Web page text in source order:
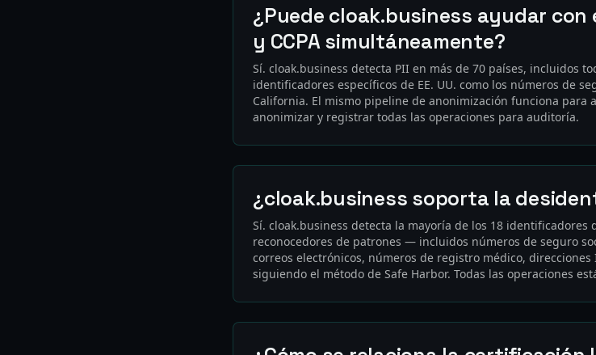
¿Puede cloak.business ayudar con
y CCPA simultáneamente?
Sí. cloak.business detecta PII en más de 70 países, incluidos
identificadores específicos de EE. UU. como los números de
California. El mismo pipeline de anonimización funciona para
anonimizar y registrar todas las operaciones para auditoría.
¿cloak.business soporta la
Sí. cloak.business detecta la mayoría de los 18 identificadores
reconocedores de patrones — incluidos números de seguro
correos electrónicos, números de registro médico, direcciones
siguiendo el método de Safe Harbor. Todas las operaciones